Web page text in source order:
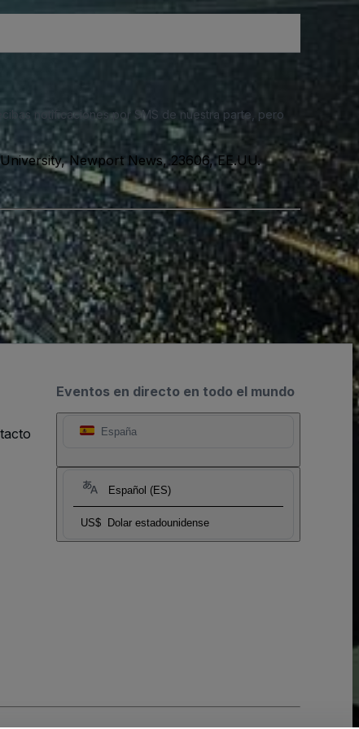
notificaciones por SMS de nuestra parte, pero
Newport News, 23606, EE.UU.
Eventos en directo en todo el mundo
España
Español (ES)
US$ Dolar estadounidense